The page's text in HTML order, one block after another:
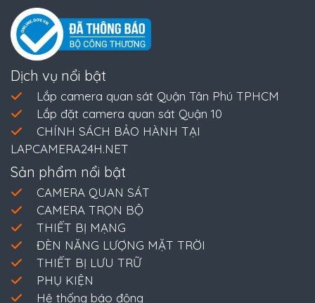
Dịch vụ nổi bật
Lắp camera quan sát Quận Tân Phú TPHCM
Lắp đặt camera quan sát Quận 10
CHÍNH SÁCH BẢO HÀNH TẠI
LAPCAMERA24H.NET
Sản phẩm nổi bật
CAMERA QUAN SÁT
CAMERA TRỌN BỘ
THIẾT BỊ MẠNG
ĐÈN NĂNG LƯỢNG MẶT TRỜI
THIẾT BỊ LƯU TRỮ
PHỤ KIỆN
Hệ thống báo động